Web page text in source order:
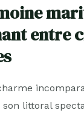
entre
son littoral